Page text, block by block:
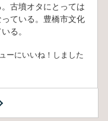
古墳オタにとっては
ている。豊橋市文化
る。
ーにいいね！しました